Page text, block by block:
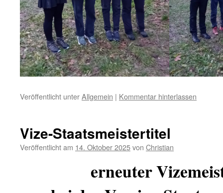
Veröffentlicht unterAllgemein | Kommentar hinterlassen
Vize-Staatsmeistertitel
Veröffentlicht am 14. Oktober 2025von Christian
erneuter